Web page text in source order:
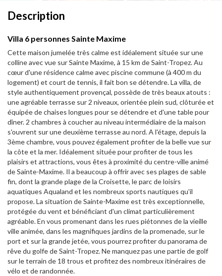
Description
Villa 6 personnes Sainte Maxime
Cette maison jumelée très calme est idéalement située sur une
colline avec vue sur Sainte Maxime, à 15 km de Saint-Tropez. Au
cœur d'une résidence calme avec piscine commune (à 400 m du
logement) et court de tennis, il fait bon se détendre. La villa, de
style authentiquement provençal, possède de très beaux atouts :
une agréable terrasse sur 2 niveaux, orientée plein sud, clôturée et
équipée de chaises longues pour se détendre et d'une table pour
dîner. 2 chambres à coucher au niveau intermédiaire de la maison
s'ouvrent sur une deuxième terrasse au nord. A l'étage, depuis la
3ème chambre, vous pouvez également profiter de la belle vue sur
la côte et la mer. Idéalement située pour profiter de tous les
plaisirs et attractions, vous êtes à proximité du centre-ville animé
de Sainte-Maxime. Il a beaucoup à offrir avec ses plages de sable
fin, dont la grande plage de la Croisette, le parc de loisirs
aquatiques Aqualand et les nombreux sports nautiques qu'il
propose. La situation de Sainte-Maxime est très exceptionnelle,
protégée du vent et bénéficiant d'un climat particulièrement
agréable. En vous promenant dans les rues piétonnes de la vieille
ville animée, dans les magnifiques jardins de la promenade, sur le
port et sur la grande jetée, vous pourrez profiter du panorama de
rêve du golfe de Saint-Tropez. Ne manquez pas une partie de golf
sur le terrain de 18 trous et profitez des nombreux itinéraires de
vélo et de randonnée.